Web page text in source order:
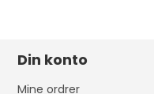
Din konto
Mine ordrer